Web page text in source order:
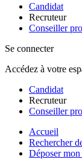
Candidat
Recruteur
Conseiller
Se connecter
Accédez à votre
Candidat
Recruteur
Conseiller
Accueil
Rechercher
Déposer